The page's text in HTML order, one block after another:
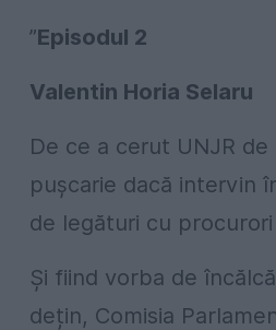
”Episodul 2
Valentin Horia Selaru
De ce a cerut UNJR
pușcarie dacă intervin
de legături cu
Și fiind vorba de
dețin, Comisia